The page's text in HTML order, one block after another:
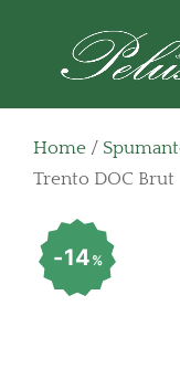
Home /
Trento DOC Brut
14%